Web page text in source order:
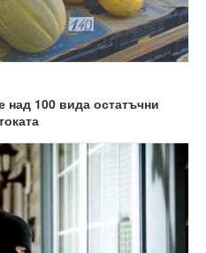
100 вида остатъчни